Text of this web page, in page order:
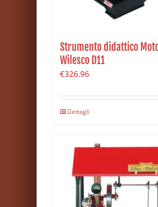
Strumento didattico
Wilesco D11
€326.96
Dettagli